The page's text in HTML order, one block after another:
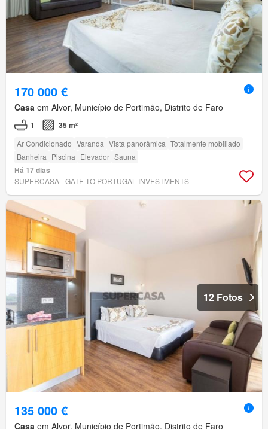
170 000 €
Casa em Alvor, Município de Portimão, Distrito de Faro
1 35 m²
Ar Condicionado Varanda Vista panorâmica Totalmente mobiliado
Banheira Piscina Elevador Sauna
Há 17 dias
SUPERCASA - GATE TO PORTUGAL INVESTMENTS
12 Fotos
135 000 €
Casa em Alvor, Município de Portimão, Distrito de Faro